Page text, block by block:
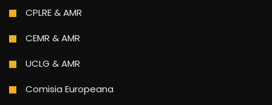
CPLRE & AMR
CEMR & AMR
UCLG & AMR
Comisia Europeana